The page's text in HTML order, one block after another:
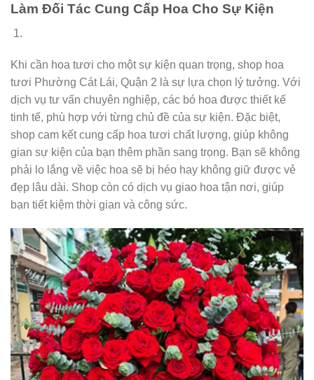
Làm Đối Tác Cung Cấp Hoa Cho Sự Kiện
Khi cần hoa tươi cho một sự kiện quan trọng, shop hoa
tươi Phường Cát Lái, Quận 2 là sự lựa chọn lý tưởng. Với
dịch vụ tư vấn chuyên nghiệp, các bó hoa được thiết kế
tinh tế, phù hợp với từng chủ đề của sự kiện. Đặc biệt,
shop cam kết cung cấp hoa tươi chất lượng, giúp không
gian sự kiện của bạn thêm phần sang trọng. Bạn sẽ không
phải lo lắng về việc hoa sẽ bị héo hay không giữ được vẻ
đẹp lâu dài. Shop còn có dịch vụ giao hoa tận nơi, giúp
bạn tiết kiệm thời gian và công sức.